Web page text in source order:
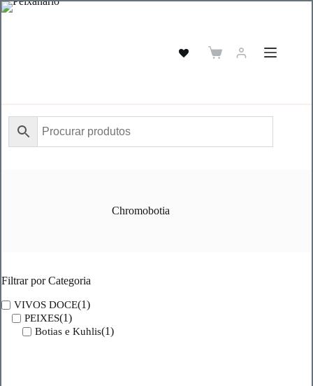
Pular
Carrinho
Chromobotia
Filtrar por Categoria
VIVOS DOCE(1)
PEIXES(1)
Botias e Kuhlis(1)